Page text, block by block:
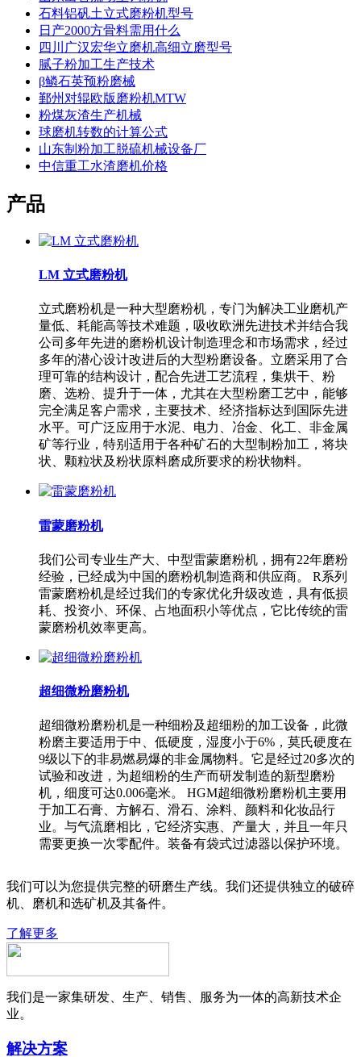
石料铝矾土立式磨粉机型号
日产2000方骨料需用什么
四川广汉宏华立磨机高细立磨型号
腻子粉加工生产技术
β鳞石英预粉磨械
鄞州对辊欧版磨粉机MTW
粉煤灰渣生产机械
球磨机转数的计算公式
山东制粉加工脱硫机械设备厂
中信重工水渣磨机价格
产品
LM 立式磨粉机
立式磨粉机是一种大型磨粉机，专门为解决工业磨机产
量低、耗能高等技术难题，吸收欧洲先进技术并结合我
公司多年先进的磨粉机设计制造理念和市场需求，经过
多年的潜心设计改进后的大型粉磨设备。立磨采用了合
理可靠的结构设计，配合先进工艺流程，集烘干、粉
磨、选粉、提升于一体，尤其在大型粉磨工艺中，能够
完全满足客户需求，主要技术、经济指标达到国际先进
水平。可广泛应用于水泥、电力、冶金、化工、非金属
矿等行业，特别适用于各种矿石的大型制粉加工，将块
状、颗粒状及粉状原料磨成所要求的粉状物料。
雷蒙磨粉机
我们公司专业生产大、中型雷蒙磨粉机，拥有22年磨粉
经验，已经成为中国的磨粉机制造商和供应商。 R系列
雷蒙磨粉机是经过我们的专家优化升级改造，具有低损
耗、投资小、环保、占地面积小等优点，它比传统的雷
蒙磨粉机效率更高。
超细微粉磨粉机
超细微粉磨粉机是一种细粉及超细粉的加工设备，此微
粉磨主要适用于中、低硬度，湿度小于6%，莫氏硬度在
9级以下的非易燃易爆的非金属物料。它是经过20多次的
试验和改进，为超细粉的生产而研发制造的新型磨粉
机，细度可达0.006毫米。 HGM超细微粉磨粉机主要用
于加工石膏、方解石、滑石、涂料、颜料和化妆品行
业。与气流磨相比，它经济实惠、产量大，并且一年只
需要更换一次零配件。装备有袋式过滤器以保护环境。
我们可以为您提供完整的研磨生产线。我们还提供独立的破碎
机、磨机和选矿机及其备件。
了解更多
我们是一家集研发、生产、销售、服务为一体的高新技术企
业。
解决方案